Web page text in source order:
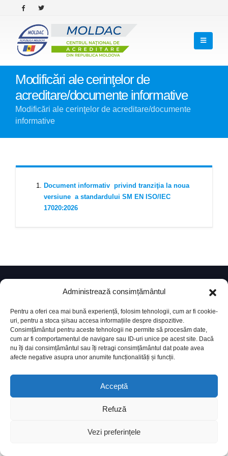
Administrează consimțământul
Pentru a oferi cea mai bună experiență, folosim tehnologii, cum ar fi cookie-
uri, pentru a stoca și/sau accesa informațiile despre dispozitive.
Consimțământul pentru aceste tehnologii ne permite să procesăm date,
cum ar fi comportamentul de navigare sau ID-uri unice pe acest site. Dacă
nu îți dai consimțământul sau îți retragi consimțământul dat poate avea
afecte negative asupra unor anumite funcționalități și funcții.
Acceptă
Refuză
Vezi preferințele
Modificări ale cerinţelor de
acreditare/documente informative
Modificări ale cerinţelor de acreditare/documente
informative
Document informativ privind tranziţia la noua
versiune a standardului SM EN ISO/IEC
17020:2026
This website was produced with the financial support of the
European Union. Its contents is the sole responsibility of
MOLDAC and do not necessarily reflect the views of the
European Union.